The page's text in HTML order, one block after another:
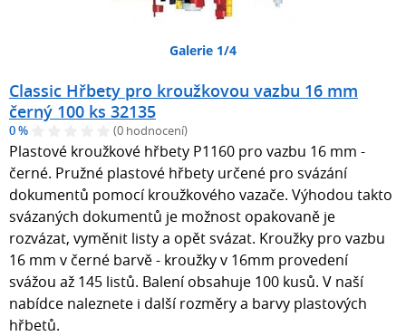
Galerie 1/4
Classic Hřbety pro kroužkovou vazbu 16 mm
černý 100 ks 32135
0 % (0 hodnocení)
Plastové kroužkové hřbety P1160 pro vazbu 16 mm -
černé. Pružné plastové hřbety určené pro svázání
dokumentů pomocí kroužkového vazače. Výhodou takto
svázaných dokumentů je možnost opakovaně je
rozvázat, vyměnit listy a opět svázat. Kroužky pro vazbu
16 mm v černé barvě - kroužky v 16mm provedení
svážou až 145 listů. Balení obsahuje 100 kusů. V naší
nabídce naleznete i další rozměry a barvy plastových
hřbetů.